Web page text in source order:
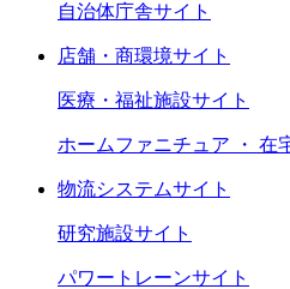
自治体庁舎サイト
店舗・商環境サイト
医療・福祉施設サイト
ホームファニチュア ・ 在
物流システムサイト
研究施設サイト
パワートレーンサイト